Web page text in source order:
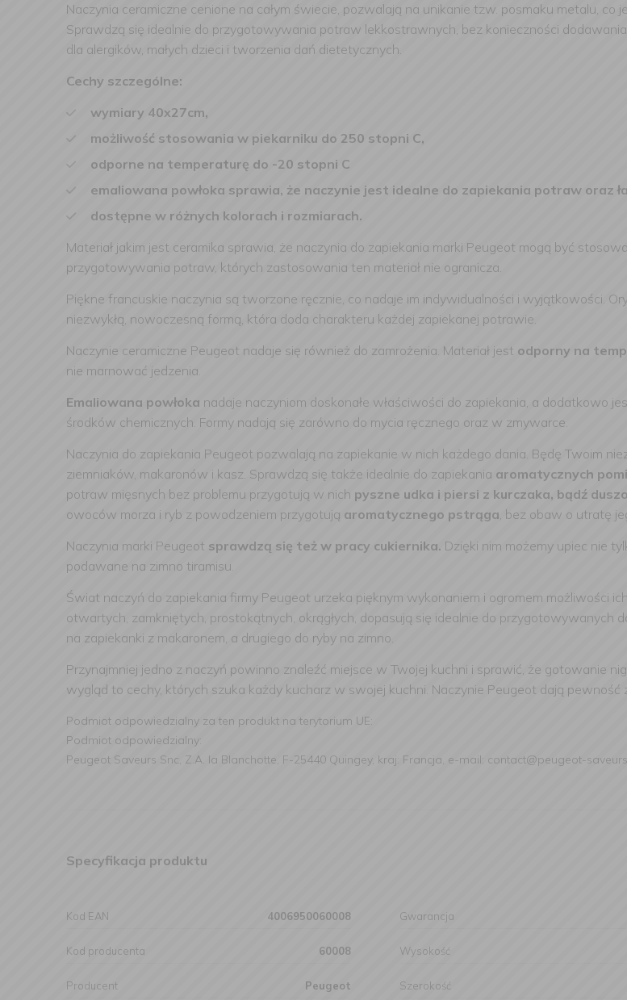
Naczynia ceramiczne cenione na całym świecie, pozwalają na unikanie tzw. posmaku metalu,
Sprawdzą się idealnie do przygotowywania potraw lekkostrawnych, bez konieczności
dla alergików, małych dzieci i tworzenia dań dietetycznych.
Cechy szczególne:
wymiary 40x27cm,
możliwość stosowania w piekarniku do 250 stopni C,
odporne na temperaturę do -20 stopni C
emaliowana powłoka sprawia, że naczynie jest idealne do zapiekania potraw oraz
dostępne w różnych kolorach i rozmiarach.
Materiał jakim jest ceramika sprawia, że naczynia do zapiekania marki Peugeot mogą być
przygotowywania potraw, których zastosowania ten materiał nie ogranicza.
Piękne francuskie naczynia są tworzone ręcznie, co nadaje im indywidualności i wyjątkowości.
niezwykłą, nowoczesną formą, która doda charakteru każdej zapiekanej potrawie.
Naczynie ceramiczne Peugeot nadaje się również do zamrożenia. Materiał jest odporny na
nie marnować jedzenia.
Emaliowana powłoka nadaje naczyniom doskonałe właściwości do zapiekania, a dodatkowo
środków chemicznych. Formy nadają się zarówno do mycia ręcznego oraz w zmywarce.
Naczynia do zapiekania Peugeot pozwalają na zapiekanie w nich każdego dania. Będę Twoim
ziemniaków, makaronów i kasz. Sprawdzą się także idealnie do zapiekania aromatycznych
potraw mięsnych bez problemu przygotują w nich pyszne udka i piersi z kurczaka, bądź
owoców morza i ryb z powodzeniem przygotują aromatycznego pstrąga, bez obaw o utratę
Naczynia marki Peugeot sprawdzą się też w pracy cukiernika. Dzięki nim możemy upiec nie
podawane na zimno tiramisu.
Świat naczyń do zapiekania firmy Peugeot urzeka pięknym wykonaniem i ogromem możliwości
otwartych, zamkniętych, prostokątnych, okrągłych, dopasują się idealnie do przygotowywanych
na zapiekanki z makaronem, a drugiego do ryby na zimno.
Przynajmniej jedno z naczyń powinno znaleźć miejsce w Twojej kuchni i sprawić, że gotowanie
wygląd to cechy, których szuka każdy kucharz w swojej kuchni. Naczynie Peugeot dają
Podmiot odpowiedzialny za ten produkt na terytorium UE:
Podmiot odpowiedzialny:
Peugeot Saveurs Snc, Z.A. la Blanchotte, F-25440 Quingey, kraj: Francja, e-mail: contact@peugeot-
Specyfikacja produktu
Kod EAN 4006950060008
Kod producenta 60008
Producent Peugeot
Gwarancja
Wysokość
Szerokość